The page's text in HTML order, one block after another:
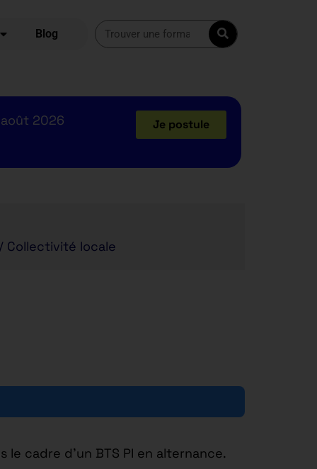
Blog
2026 Je postule
Collectivité locale
cadre d’un BTS PI en alternance.